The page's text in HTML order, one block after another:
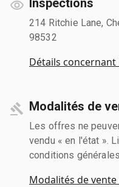
214 Ritchie Lane,
98532
Détails concernant
Modalités de
Les offres ne
vendu « en l'état ».
conditions
Modalités de